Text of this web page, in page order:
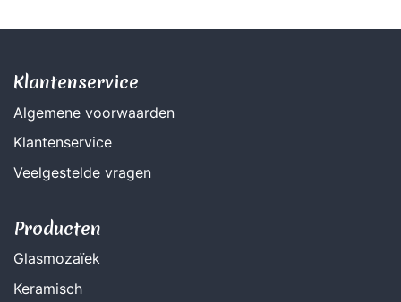
Klantenservice
Algemene voorwaarden
Klantenservice
Veelgestelde vragen
Producten
Glasmozaïek
Keramisch